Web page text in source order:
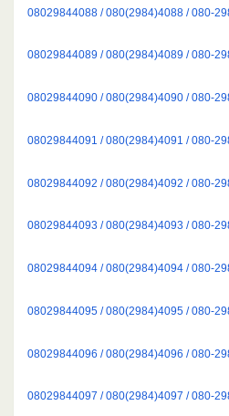
08029844088 / 080(2984)4088 / 080-
08029844089 / 080(2984)4089 / 080-
08029844090 / 080(2984)4090 / 080-
08029844091 / 080(2984)4091 / 080-
08029844092 / 080(2984)4092 / 080-
08029844093 / 080(2984)4093 / 080-
08029844094 / 080(2984)4094 / 080-
08029844095 / 080(2984)4095 / 080-
08029844096 / 080(2984)4096 / 080-
08029844097 / 080(2984)4097 / 080-